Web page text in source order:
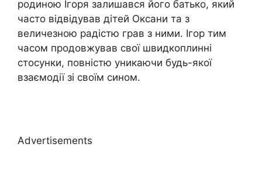
родиною Ігоря залишався його батько, який
часто відвідував дітей Оксани та з
величезною радістю грав з ними. Ігор тим
часом продовжував свої швидкоплинні
стосунки, повністю уникаючи будь-якої
взаємодії зі своїм сином.
Advertisements